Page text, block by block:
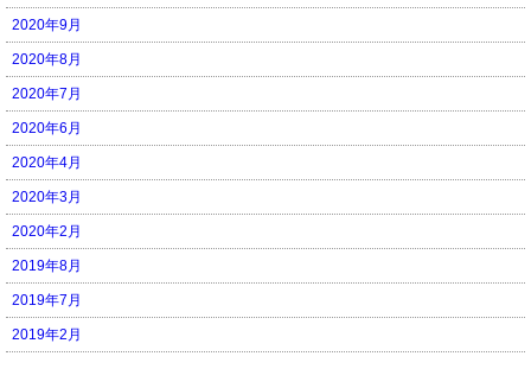
2020年9月
2020年8月
2020年7月
2020年6月
2020年4月
2020年3月
2020年2月
2019年8月
2019年7月
2019年2月